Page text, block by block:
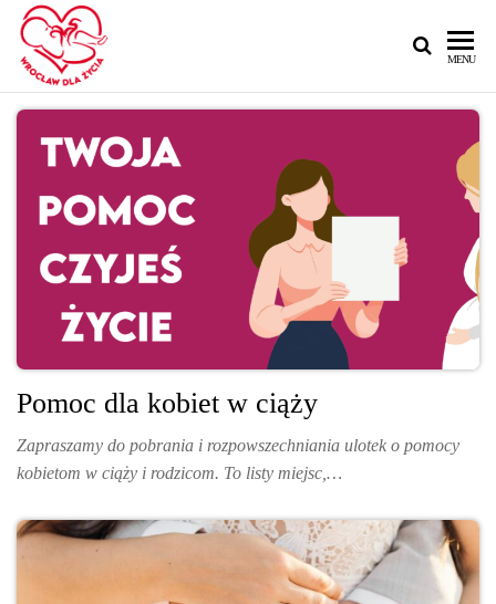
MENU
Pomoc dla kobiet w ciąży
Zapraszamy do pobrania i rozpowszechniania ulotek o pomocy
kobietom w ciąży i rodzicom. To listy miejsc,…